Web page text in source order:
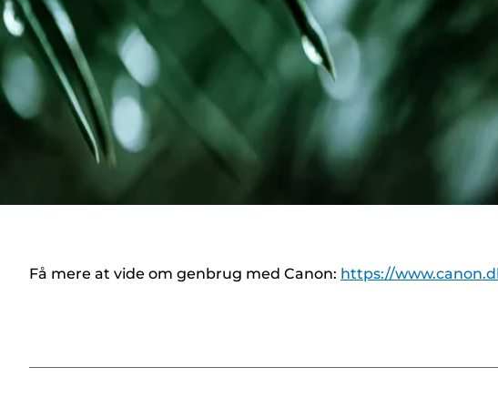
Få mere at vide om genbrug med Canon: https://